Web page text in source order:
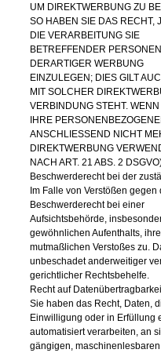
UM DIREKTWERBUNG ZU
SO HABEN SIE DAS RECHT,
DIE VERARBEITUNG SIE
BETREFFENDER
DERARTIGER WERBUNG
EINZULEGEN; DIES GILT
MIT SOLCHER
VERBINDUNG STEHT.
IHRE
ANSCHLIESSEND NICHT
DIREKTWERBUNG
NACH ART. 21 ABS. 2
Beschwerderecht bei der
Im Falle von Verstößen
Beschwerderecht bei einer
Aufsichtsbehörde,
gewöhnlichen Aufenthalts,
mutmaßlichen Verstoßes zu.
unbeschadet anderweitiger
gerichtlicher Rechtsbehelfe.
Recht auf
Sie haben das Recht, Daten,
Einwilligung oder in Erfüllung
automatisiert verarbeiten, an
gängigen,